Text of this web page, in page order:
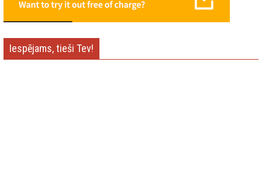
Iespējams, tieši Tev!